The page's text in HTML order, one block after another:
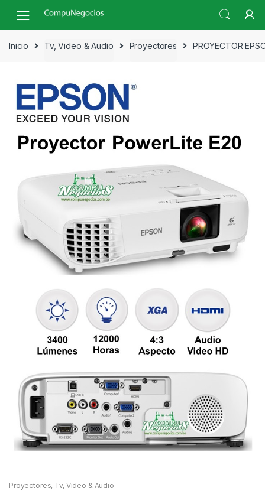
navigation
content
Inicio
Tv, Video & Audio Proyectores PROYECTOR
Proyectores, Tv, Video & Audio